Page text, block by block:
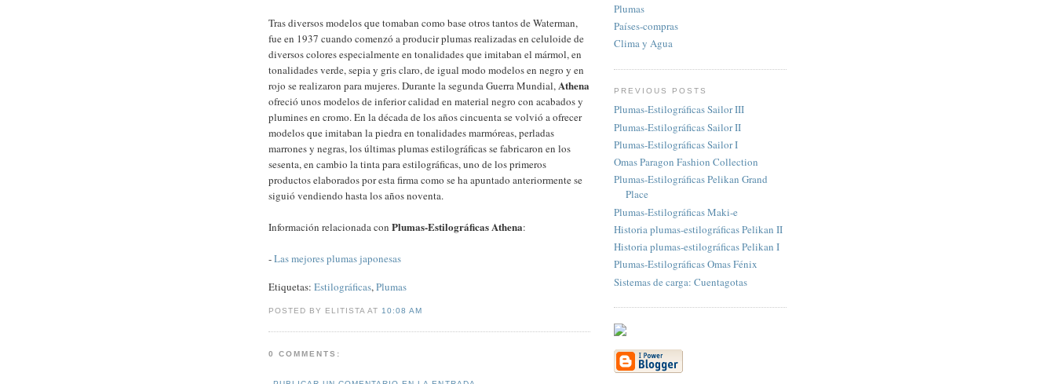
Tras diversos modelos que tomaban como base otros tantos de Waterman,
fue en 1937 cuando comenzó a producir plumas realizadas en celuloide de
diversos colores especialmente en tonalidades que imitaban el mármol, en
tonalidades verde, sepia y gris claro, de igual modo modelos en negro y en
rojo se realizaron para mujeres. Durante la segunda Guerra Mundial,Athena
ofreció unos modelos de inferior calidad en material negro con acabados y
plumines en cromo. En la década de los años cincuenta se volvió a ofrecer
modelos que imitaban la piedra en tonalidades marmóreas, perladas
marrones y negras, los últimas plumas estilográficas se fabricaron en los
sesenta, en cambio la tinta para estilográficas, uno de los primeros
productos elaborados por esta firma como se ha apuntado anteriormente se
siguió vendiendo hasta los años noventa.
Información relacionada con Plumas-Estilográficas Athena:
-Las mejores plumas japonesas
Etiquetas: Estilográficas,Plumas
POSTED BY ELITISTA AT 10:08 AM
0 COMMENTS:
Plumas
Paí­ses-compras
Clima y Agua
PREVIOUS POSTS
Plumas-Estilográficas Sailor III
Plumas-Estilográficas Sailor II
Plumas-Estilográficas Sailor I
Omas Paragon Fashion Collection
Plumas-Estilográficas Pelikan Grand
Place
Plumas-Estilográficas Maki-e
Historia plumas-estilográficas Pelikan II
Historia plumas-estilográficas Pelikan I
Plumas-Estilográficas Omas Fénix
Sistemas de carga: Cuentagotas